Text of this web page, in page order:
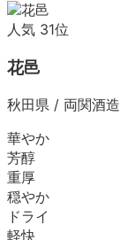
人気 31位
花邑
秋田県 / 両関酒造
華やか
芳醇
重厚
穏やか
ドライ
軽快